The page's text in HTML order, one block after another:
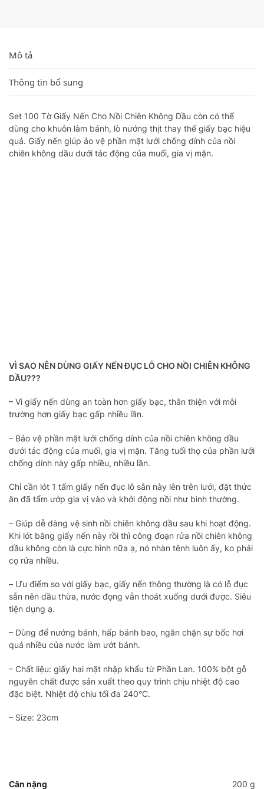
Mô tả
Thông tin bổ sung
Set 100 Tờ Giấy Nến Cho Nồi Chiên Không Dầu còn có thể
dùng cho khuôn làm bánh, lò nướng thịt thay thế giấy bạc hiệu
quả. Giấy nến giúp ảo vệ phần mặt lưới chống dính của nồi
chiên không dầu dưới tác động của muối, gia vị mặn.
VÌ SAO NÊN DÙNG GIẤY NẾN ĐỤC LỖ CHO NỒI CHIÊN KHÔNG
DẦU???
– Vì giấy nến dùng an toàn hơn giấy bạc, thân thiện với môi
trường hơn giấy bạc gấp nhiều lần.
– Bảo vệ phần mặt lưới chống dính của nồi chiên không dầu
dưới tác động của muối, gia vị mặn. Tăng tuổi thọ của phần lưới
chống dính này gấp nhiều, nhiều lần.
Chỉ cần lót 1 tấm giấy nến đục lỗ sẵn này lên trên lưới, đặt thức
ăn đã tẩm ướp gia vị vào và khởi động nồi như bình thường.
– Giúp dễ dàng vệ sinh nồi chiên không dầu sau khi hoạt động.
Khi lót bằng giấy nến này rồi thì công đoạn rửa nồi chiên không
dầu không còn là cực hình nữa ạ, nó nhàn tênh luôn ấy, ko phải
cọ rửa nhiều.
– Ưu điểm so với giấy bạc, giấy nến thông thường là có lỗ đục
sẵn nên dầu thừa, nước đọng vẫn thoát xuống dưới được. Siêu
tiện dụng ạ.
– Dùng để nướng bánh, hấp bánh bao, ngăn chặn sự bốc hơi
quá nhiều của nước làm ướt bánh.
– Chất liệu: giấy hai mặt nhập khẩu từ Phần Lan. 100% bột gỗ
nguyên chất được sản xuất theo quy trình chịu nhiệt độ cao
đặc biệt. Nhiệt độ chịu tối đa 240°C.
– Size: 23cm
Cân nặng 200 g